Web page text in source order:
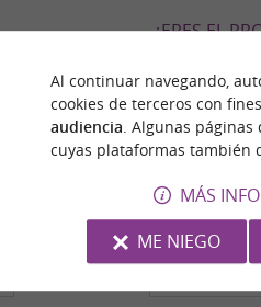
¿ERES EL
DE SU ARCHIVO
SEGÚN SUS
PARA
Al continuar navegando,
cookies de terceros con
audiencia . Algunas
cuyas plataformas también
MÁS
ME NIEGO